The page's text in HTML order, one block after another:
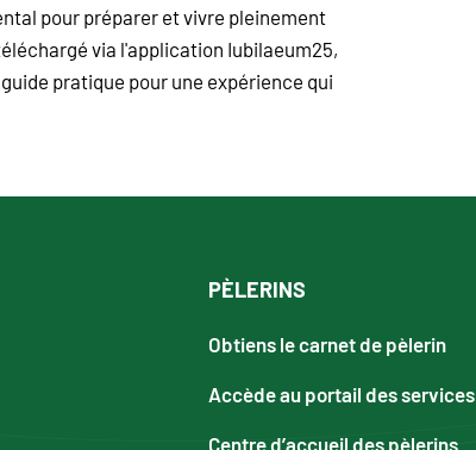
pour préparer et vivre pleinement
via l'application Iubilaeum25,
pratique pour une expérience qui
PÈLERINS
Obtiens le carnet de pèlerin
Accède au portail des services
Centre d’accueil des pèlerins